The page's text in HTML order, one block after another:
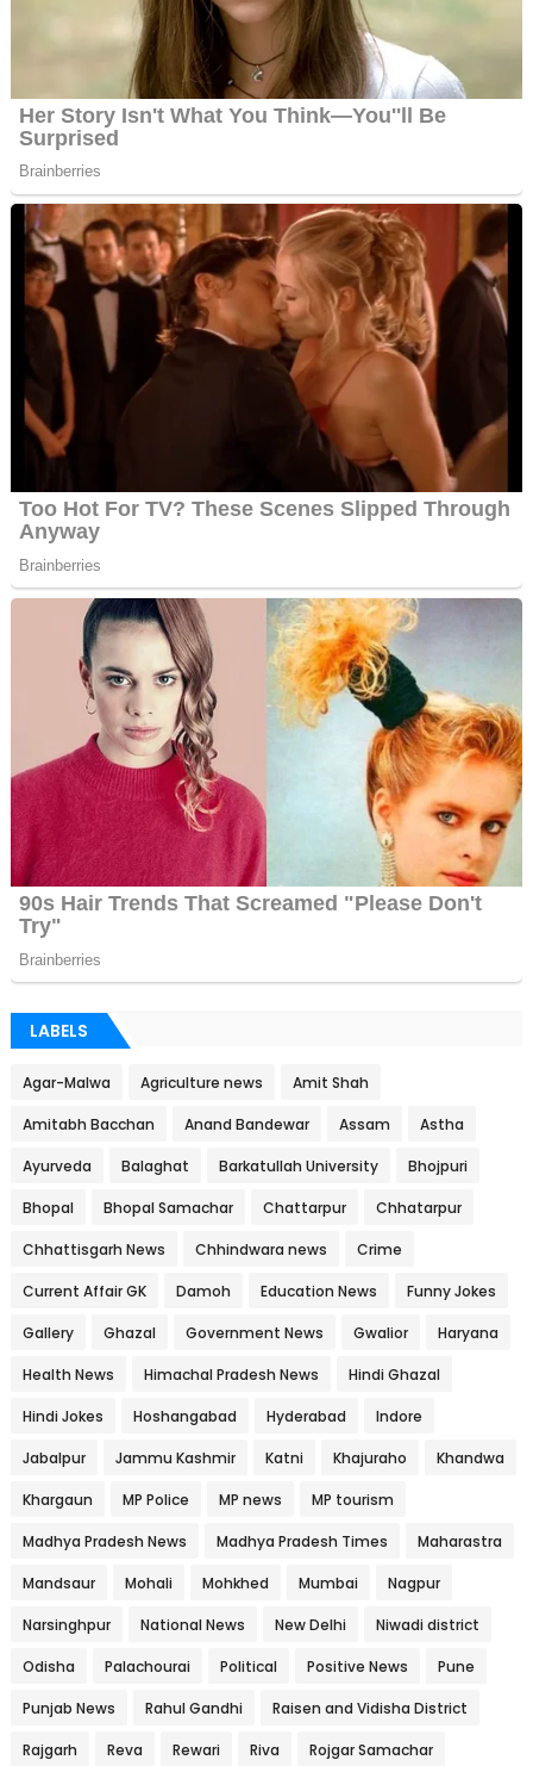
LABELS
Agar-Malwa Agriculture news Amit Shah
Amitabh Bacchan Anand Bandewar Assam Astha
Ayurveda Balaghat Barkatullah University Bhojpuri
Bhopal Bhopal Samachar Chattarpur Chhatarpur
Chhattisgarh News Chhindwara news Crime
Current Affair GK Damoh Education News Funny Jokes
Gallery Ghazal Government News Gwalior Haryana
Health News Himachal Pradesh News Hindi Ghazal
Hindi Jokes Hoshangabad Hyderabad Indore
Jabalpur Jammu Kashmir Katni Khajuraho Khandwa
Khargaun MP Police MP news MP tourism
Madhya Pradesh News Madhya Pradesh Times Maharastra
Mandsaur Mohali Mohkhed Mumbai Nagpur
Narsinghpur National News New Delhi Niwadi district
Odisha Palachourai Political Positive News Pune
Punjab News Rahul Gandhi Raisen and Vidisha District
Rajgarh Reva Rewari Riva Rojgar Samachar